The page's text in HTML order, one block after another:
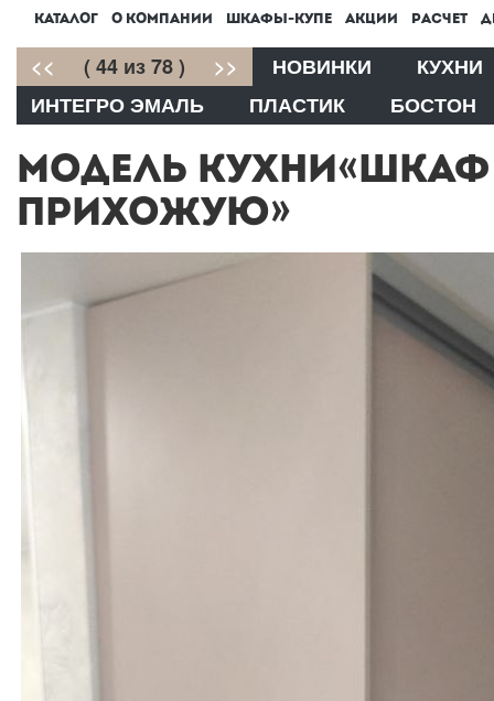
КАТАЛОГ О КОМПАНИИ ШКАФЫ-КУПЕ АКЦИИ РАСЧЕТ
<< ( 44 из 78 ) >> НОВИНКИ
КУХНИ
ИНТЕГРО ЭМАЛЬ
ПЛАСТИК БОСТОН
МОДЕЛЬ КУХНИ«ШКАФ
ПРИХОЖУЮ»